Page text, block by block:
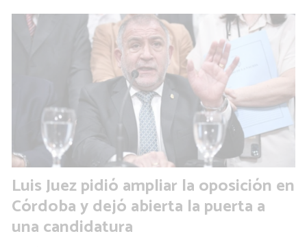
Luis Juez pidió ampliar la oposición en
Córdoba y dejó abierta la puerta a
una candidatura